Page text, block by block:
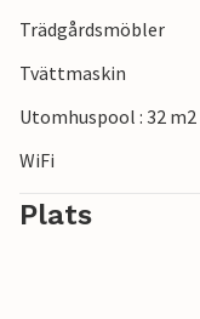
Trädgårdsmöbler
Tvättmaskin
Utomhuspool : 32 m2
WiFi
Plats